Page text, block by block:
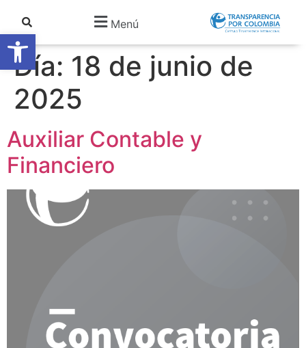
Abrir barra de herramientas
Menú
Día: 18 de junio de
2025
Auxiliar Contable y
Financiero